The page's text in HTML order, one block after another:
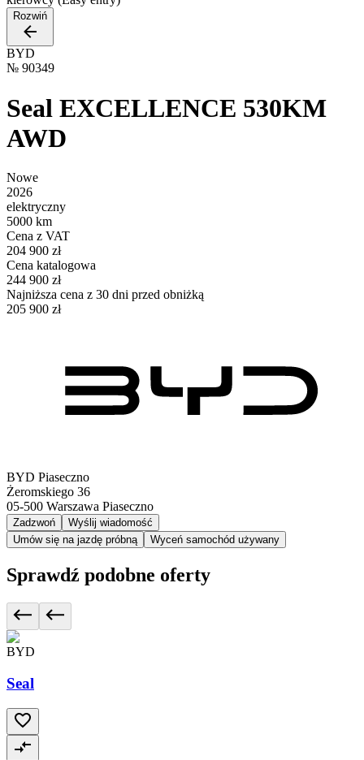
Rozwiń
BYD
№ 90349
Seal EXCELLENCE 530KM
AWD
Nowe
2026
elektryczny
5000 km
Cena z VAT
204 900 zł
Cena katalogowa
244 900 zł
Najniższa cena z 30 dni przed obniżką
205 900 zł
BYD Piaseczno
Żeromskiego 36
05-500 Warszawa Piaseczno
Zadzwoń
Wyślij wiadomość
Umów się na jazdę próbną
Wyceń samochód używany
Sprawdź podobne oferty
BYD
Seal